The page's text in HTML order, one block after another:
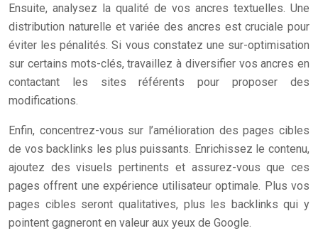
Ensuite, analysez la qualité de vos ancres textuelles. Une
distribution naturelle et variée des ancres est cruciale pour
éviter les pénalités. Si vous constatez une sur-optimisation
sur certains mots-clés, travaillez à diversifier vos ancres en
contactant les sites référents pour proposer des
modifications.
Enfin, concentrez-vous sur l’amélioration des pages cibles
de vos backlinks les plus puissants. Enrichissez le contenu,
ajoutez des visuels pertinents et assurez-vous que ces
pages offrent une expérience utilisateur optimale. Plus vos
pages cibles seront qualitatives, plus les backlinks qui y
pointent gagneront en valeur aux yeux de Google.